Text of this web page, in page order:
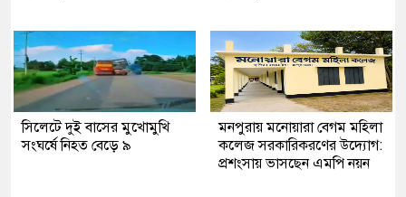
সিলেটে দুই বাসের মুখোমুখি
সংঘর্ষে নিহত বেড়ে ৯
মনপুরায় মনোয়ারা বেগম মহিলা
কলেজ সরকারিকরণের উদ্যোগ:
প্রশংসায় ভাসছেন এমপি নয়ন